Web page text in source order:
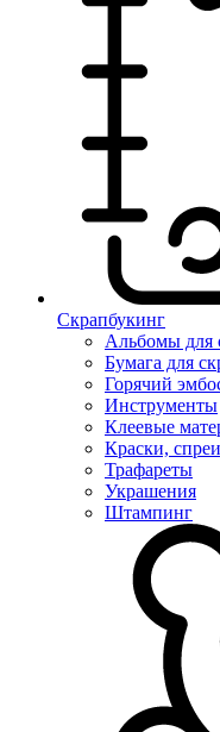
Скрапбукинг
Альбомы для
Бумага для
Горячий
Инструменты
Клеевые
Краски,
Трафареты
Украшения
Штампинг